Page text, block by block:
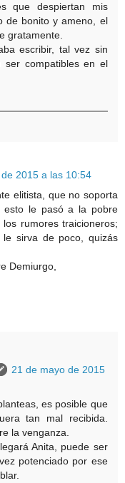
que despiertan mis
de bonito y ameno, el
gratamente.
escribir, tal vez sin
ser compatibles en el
2015 a las 10:54
elitista, que no soporta
esto le pasó a la pobre
rumores traicioneros;
sirva de poco, quizás
Demiurgo,
21 de mayo de 2015
es posible que
tan mal recibida.
la venganza.
Anita, puede ser
potenciado por ese